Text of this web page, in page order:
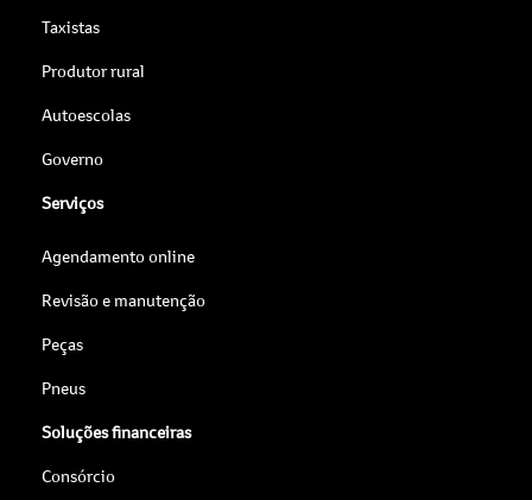
Taxistas
Produtor rural
Autoescolas
Governo
Serviços
Agendamento online
Revisão e manutenção
Peças
Pneus
Soluções financeiras
Consórcio